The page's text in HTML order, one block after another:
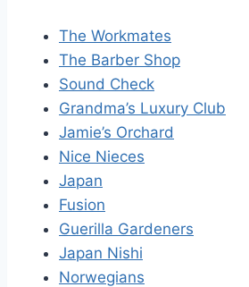
The Workmates
The Barber Shop
Sound Check
Grandma’s Luxury Club
Jamie’s Orchard
Nice Nieces
Japan
Fusion
Guerilla Gardeners
Japan Nishi
Norwegians